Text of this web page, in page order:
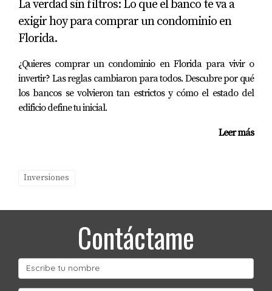
opciones con datos reales y estrategias claras.
👉https://www.marianar.com/ecard
La verdad sin filtros: Lo que el banco te va a
exigir hoy para comprar un condominio en
Florida.
¿Quieres comprar un condominio en Florida para vivir o
invertir? Las reglas cambiaron para todos. Descubre por qué
los bancos se volvieron tan estrictos y cómo el estado del
edificio define tu inicial.
Leer más
Inversiones
Contáctame